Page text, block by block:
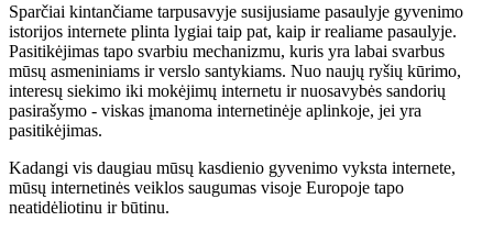
Sparčiai kintančiame tarpusavyje susijusiame pasaulyje gyvenimo
istorijos internete plinta lygiai taip pat, kaip ir realiame pasaulyje.
Pasitikėjimas tapo svarbiu mechanizmu, kuris yra labai svarbus
mūsų asmeniniams ir verslo santykiams. Nuo naujų ryšių kūrimo,
interesų siekimo iki mokėjimų internetu ir nuosavybės sandorių
pasirašymo - viskas įmanoma internetinėje aplinkoje, jei yra
pasitikėjimas.
Kadangi vis daugiau mūsų kasdienio gyvenimo vyksta internete,
mūsų internetinės veiklos saugumas visoje Europoje tapo
neatidėliotinu ir būtinu.